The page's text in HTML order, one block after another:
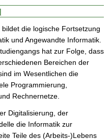
die logische Fortsetzung
und Angewandte Informatik.
hat zur Folge, dass
Bereichen der
im Wesentlichen die
Programmierung,
Rechnernetze.
Digitalisierung, der
die Informatik zur
Teile des (Arbeits-)Lebens